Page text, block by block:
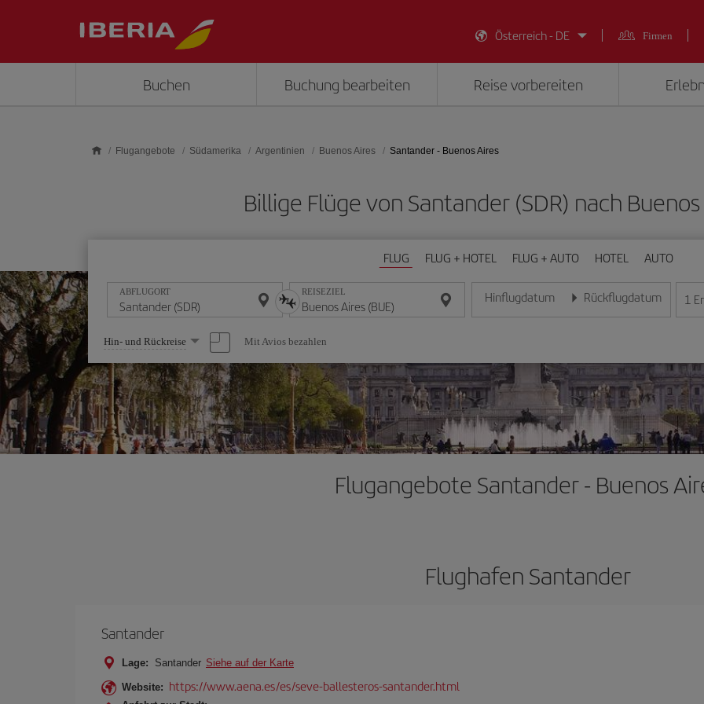
Österreich - DE
Firmen
Buchen Buchung bearbeiten Reise vorbereiten
Flugangebote Südamerika Argentinien Buenos Aires Santander - Buenos Aires
Billige Flüge von Santander (SDR) nach
FLUG FLUG + HOTEL FLUG + AUTO HOTEL AUTO
ABFLUGORT REISEZIEL Hinflugdatum
Geben Sie das Datum im Format Tag/Monat/Jahr
Rückflugdatum
Geben Sie das Datum im1
Wählen
Sie
eine
Option
Hin- und Rückreise Mit Avios bezahlen
Flugangebote Santander - Buenos
Flughafen Santander
Santander
Lage: Santander Siehe auf der Karte
Website: https://www.aena.es/es/seve-ballesteros-santander.html